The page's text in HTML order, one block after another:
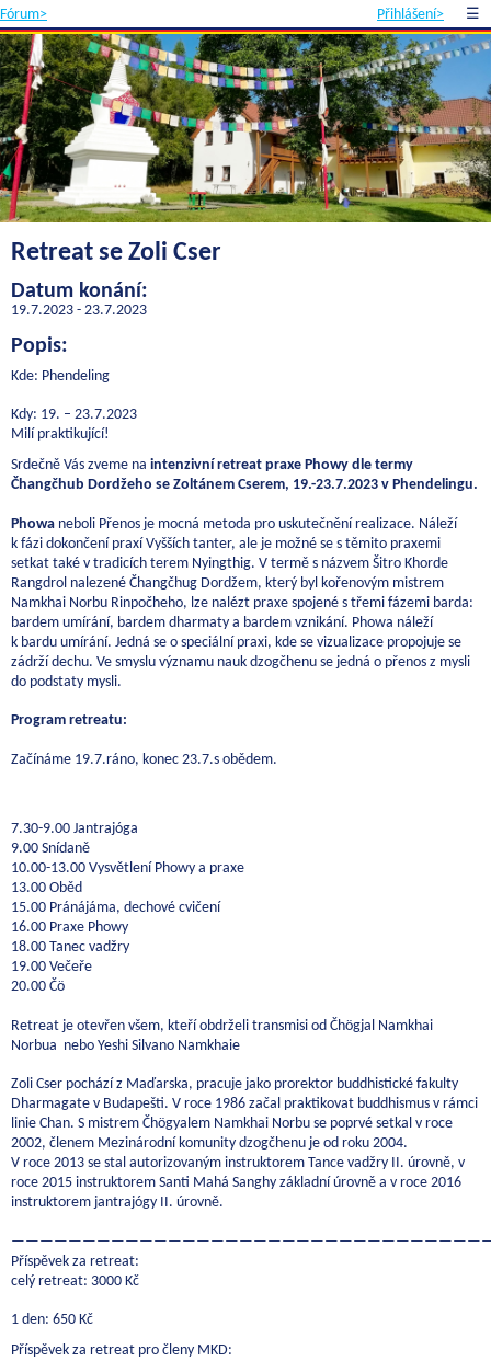
Fórum> Přihlášení> ☰
Retreat se Zoli Cser
Datum konání:
19.7.2023 - 23.7.2023
Popis:
Kde: Phendeling
Kdy: 19. – 23.7.2023
Milí praktikující!
Srdečně Vás zveme na intenzivní retreat praxe Phowy dle termy
Čhangčhub Dordžeho se Zoltánem Cserem, 19.-23.7.2023 v Phendelingu.
Phowa neboli Přenos je mocná metoda pro uskutečnění realizace. Náleží
k fázi dokončení praxí Vyšších tanter, ale je možné se s těmito praxemi
setkat také v tradicích terem Nyingthig. V termě s názvem Šitro Khorde
Rangdrol nalezené Čhangčhug Dordžem, který byl kořenovým mistrem
Namkhai Norbu Rinpočheho, lze nalézt praxe spojené s třemi fázemi barda:
bardem umírání, bardem dharmaty a bardem vznikání. Phowa náleží
k bardu umírání. Jedná se o speciální praxi, kde se vizualizace propojuje se
zádrží dechu. Ve smyslu významu nauk dzogčhenu se jedná o přenos z mysli
do podstaty mysli.
Program retreatu:
Začínáme 19.7.ráno, konec 23.7.s obědem.
7.30-9.00 Jantrajóga
9.00 Snídaně
10.00-13.00 Vysvětlení Phowy a praxe
13.00 Oběd
15.00 Pránájáma, dechové cvičení
16.00 Praxe Phowy
18.00 Tanec vadžry
19.00 Večeře
20.00 Čö
Retreat je otevřen všem, kteří obdrželi transmisi od Čhögjal Namkhai
Norbua nebo Yeshi Silvano Namkhaie
Zoli Cser pochází z Maďarska, pracuje jako prorektor buddhistické fakulty
Dharmagate v Budapešti. V roce 1986 začal praktikovat buddhismus v rámci
linie Chan. S mistrem Čhögyalem Namkhai Norbu se poprvé setkal v roce
2002, členem Mezinárodní komunity dzogčhenu je od roku 2004.
V roce 2013 se stal autorizovaným instruktorem Tance vadžry II. úrovně, v
roce 2015 instruktorem Santi Mahá Sanghy základní úrovně a v roce 2016
instruktorem jantrajógy II. úrovně.
Příspěvek za retreat:
celý retreat: 3000 Kč
1 den: 650 Kč
Příspěvek za retreat pro členy MKD: